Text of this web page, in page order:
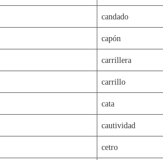
candado
capón
carrillera
carrillo
cata
cautividad
cetro